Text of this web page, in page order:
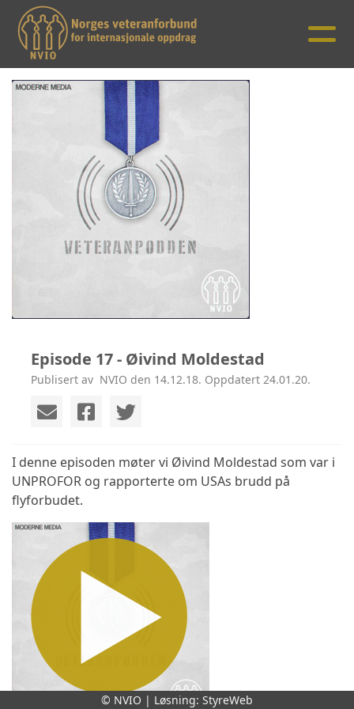
Episode 17 - Øivind Moldestad
Publisert av ‎ NVIO den 14.12.18. Oppdatert 24.01.20.
I denne episoden møter vi Øivind Moldestad som var i
UNPROFOR og rapporterte om USAs brudd på
flyforbudet.
© NVIO | Løsning: StyreWeb